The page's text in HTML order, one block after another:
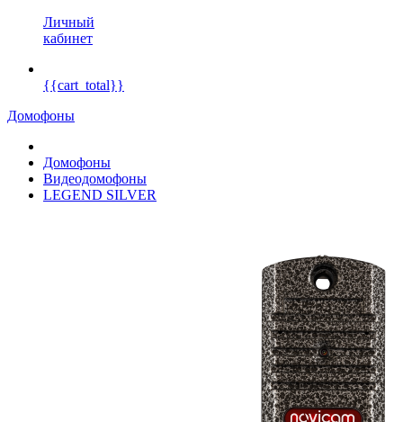
Личный
кабинет
{{cart_total}}
Домофоны
Домофоны
Видеодомофоны
LEGEND SILVER